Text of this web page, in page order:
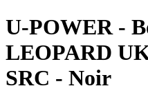
U-POWER -
LEOPARD
SRC - Noir